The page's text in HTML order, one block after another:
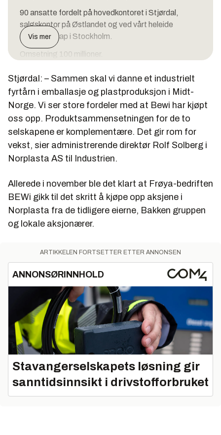
90 ansatte fordelt på hovedkontoret i Stjørdal,
salgskontor på Østlandet og ved vårt heleide
datterselskap i Stockholm.
Omsetning 100 millioner.
BEWi
Sted Hammarvik på Frøya
Antall ansatte 60+
Oveskudd 2009: ca: 20 millioner
Vis mer
Stjørdal: – Sammen skal vi danne et industrielt
fyrtårn i emballasje og plastproduksjon i Midt-
Norge. Vi ser store fordeler med at Bewi har kjøpt
oss opp. Produktsammensetningen for de to
selskapene er komplementære. Det gir rom for
vekst, sier administrerende direktør Rolf Solberg i
Norplasta AS til Industrien.
Allerede i november ble det klart at Frøya-bedriften
BEWi gikk til det skritt å kjøpe opp aksjene i
Norplasta fra de tidligere eierne, Bakken gruppen
og lokale aksjonærer.
ARTIKKELEN FORTSETTER ETTER ANNONSEN
ANNONSØRINNHOLD
Stavangerselskapets løsning gir
sanntidsinnsikt i drivstofforbruket